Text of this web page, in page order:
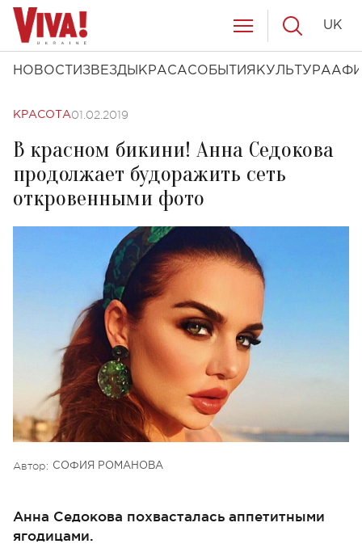
НОВОСТИ ЗВЕЗДЫ КРАСАСОБЫТИЯ КУЛЬТУРА
UK
КРАСОТА01.02.2019
В красном бикини! Анна Седокова
продолжает будоражить сеть
откровенными фото
Автор: СОФИЯ РОМАНОВА
Анна Седокова похвасталась аппетитными
ягодицами.